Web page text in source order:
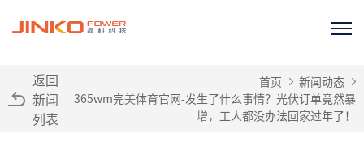
返回
新闻
列表
首页
新闻动态
365wm完美体育官网-发生了什么事情？光伏订单竟然暴
增，工人都没办法回家过年了！